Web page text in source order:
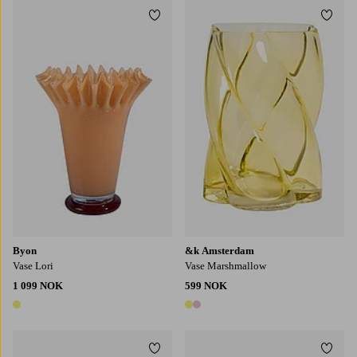
Byon
Vase Lori
1 099 NOK
1 farge
Legg til favoritter
&k Amsterdam
Vase Marshmallow
599 NOK
2 farger
Legg til favoritter